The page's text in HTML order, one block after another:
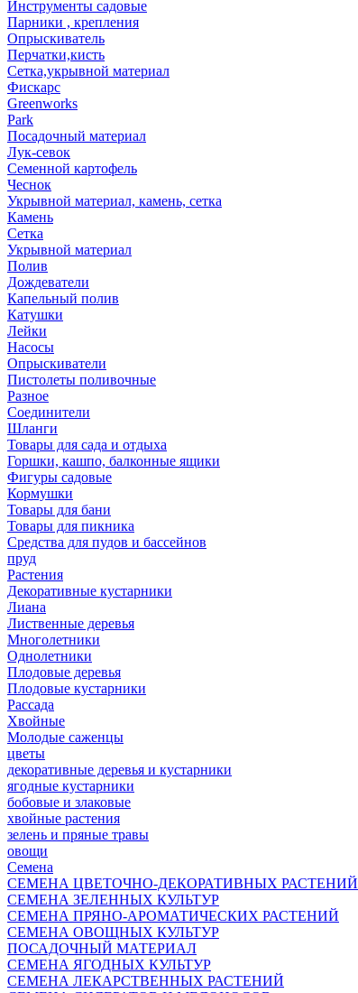
Инструменты садовые
Парники , крепления
Опрыскиватель
Перчатки,кисть
Сетка,укрывной материал
Фискарс
Greenworks
Park
Посадочный материал
Лук-севок
Семенной картофель
Чеснок
Укрывной материал, камень, сетка
Камень
Сетка
Укрывной материал
Полив
Дождеватели
Капельный полив
Катушки
Лейки
Насосы
Опрыскиватели
Пистолеты поливочные
Разное
Соединители
Шланги
Товары для сада и отдыха
Горшки, кашпо, балконные ящики
Фигуры садовые
Кормушки
Товары для бани
Товары для пикника
Средства для пудов и бассейнов
пруд
Растения
Декоративные кустарники
Лиана
Лиственные деревья
Многолетники
Однолетники
Плодовые деревья
Плодовые кустарники
Рассада
Хвойные
Молодые саженцы
цветы
декоративные деревья и кустарники
ягодные кустарники
бобовые и злаковые
хвойные растения
зелень и пряные травы
овощи
Семена
СЕМЕНА ЦВЕТОЧНО-ДЕКОРАТИВНЫХ РАСТЕНИЙ
СЕМЕНА ЗЕЛЕННЫХ КУЛЬТУР
СЕМЕНА ПРЯНО-АРОМАТИЧЕСКИХ РАСТЕНИЙ
СЕМЕНА ОВОЩНЫХ КУЛЬТУР
ПОСАДОЧНЫЙ МАТЕРИАЛ
СЕМЕНА ЯГОДНЫХ КУЛЬТУР
СЕМЕНА ЛЕКАРСТВЕННЫХ РАСТЕНИЙ